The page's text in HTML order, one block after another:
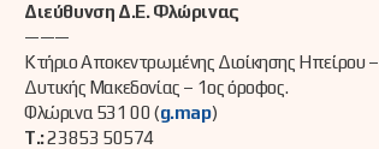
Διεύθυνση Δ.Ε. Φλώρινας
———
Κτήριο Αποκεντρωμένης Διοίκησης Ηπείρου –
Δυτικής Μακεδονίας – 1ος όροφος.
Φλώρινα 531 00 (g.map)
Τ.:23853 50574